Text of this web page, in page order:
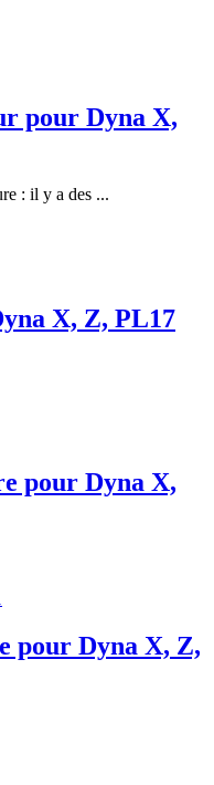
pour Dyna X,
: il y a des ...
X, Z, PL17
pour Dyna X,
pour Dyna X, Z,